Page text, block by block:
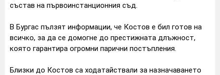
състав на първоинстанционния съд.
В Бургас пълзят информации, че Костов е бил готов на
всичко, за да се домогне до престижната длъжност,
която гарантира огромни парични постъпления.
Близки до Костов са ходатайствали за назначаването